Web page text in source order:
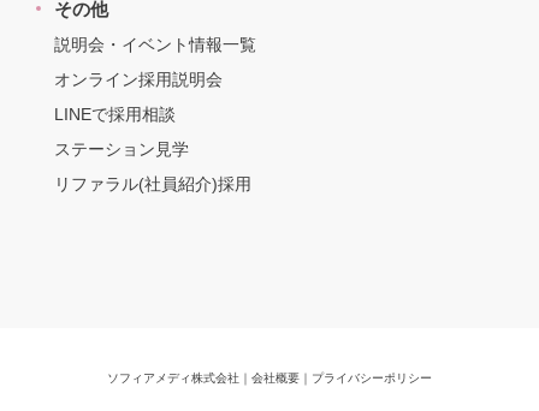
その他
説明会・イベント情報一覧
オンライン採用説明会
LINEで採用相談
ステーション見学
リファラル(社員紹介)採用
ソフィアメディ株式会社 会社概要 プライバシーポリシー